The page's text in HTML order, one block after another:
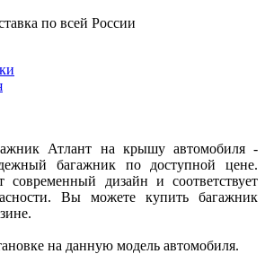
по всей России
Атлант на крышу автомобиля -
багажник по доступной цене.
современный дизайн и соответствует
Вы можете купить багажник
на данную модель автомобиля.